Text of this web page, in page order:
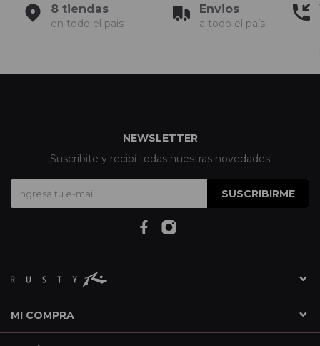
8 tiendas
en todo el pais
Envios
a todo el país
MI COMPRA
NEWSLETTER
¡Suscribite y recibí todas nuestras novedades!
SUSCRIBIRME